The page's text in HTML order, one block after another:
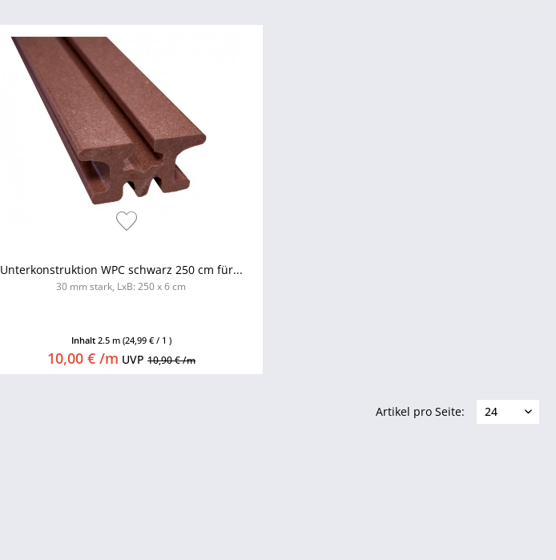
Unterkonstruktion WPC schwarz 250 cm für...
30 mm stark, LxB: 250 x 6 cm
Inhalt 2.5 m (24,99 € / 1 )
10,00 € /m UVP 10,90 € /m
Artikel pro Seite: